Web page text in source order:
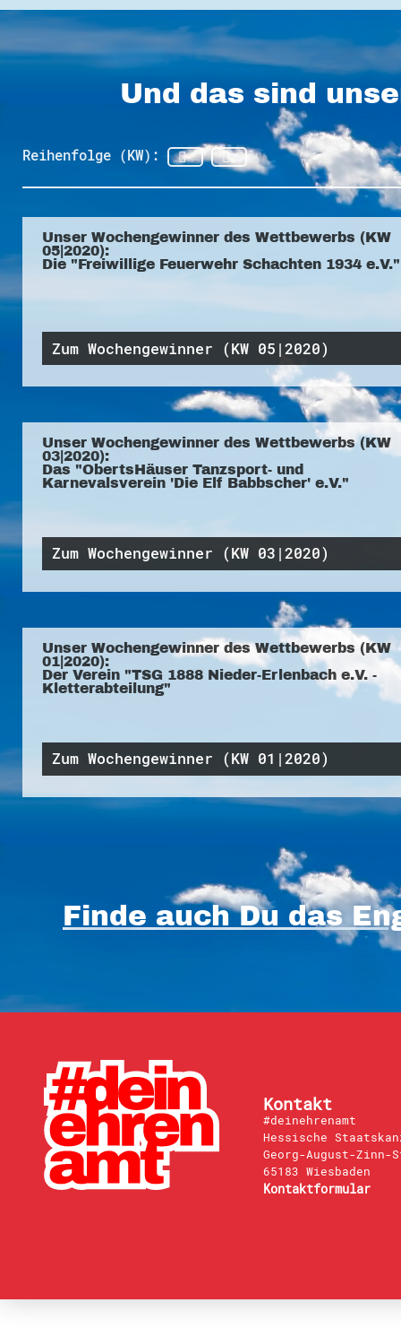
Und das sind
Reihenfolge (KW):
Unser Wochengewinner des Wettbewerbs (KW
05|2020):
Die "Freiwillige Feuerwehr Schachten 1934 e.V."
Zum Wochengewinner (KW 05|2020)
Unser Wochengewinner des Wettbewerbs (KW
03|2020):
Das "ObertsHäuser Tanzsport- und
Karnevalsverein 'Die Elf Babbscher' e.V."
Zum Wochengewinner (KW 03|2020)
Unser Wochengewinner des Wettbewerbs (KW
01|2020):
Der Verein "TSG 1888 Nieder-Erlenbach e.V. -
Kletterabteilung"
Zum Wochengewinner (KW 01|2020)
Finde auch Du das
Kontakt
#deinehrenamt
Hessische
Georg-August-Zinn-
65183 Wiesbaden
Kontaktformular